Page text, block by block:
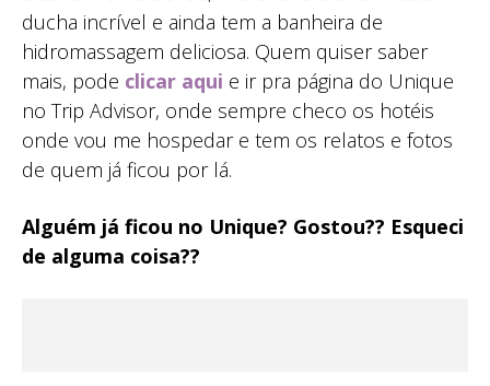
ducha incrível e ainda tem a banheira de
hidromassagem deliciosa. Quem quiser saber
mais, pode clicar aqui e ir pra página do Unique
no Trip Advisor, onde sempre checo os hotéis
onde vou me hospedar e tem os relatos e fotos
de quem já ficou por lá.
Alguém já ficou no Unique? Gostou?? Esqueci
de alguma coisa??